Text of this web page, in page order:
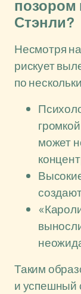
позором
Стэнли?
Несмотря
рискует
по
может
Таким
и успешный